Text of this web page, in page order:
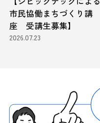
市民協働まちづくり講
座 受講生募集】
2026.07.23